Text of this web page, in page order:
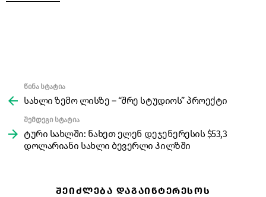
more
წინა სტატია
სახლი ზემო ლისზე – “შრე სტუდიოს” პროექტი
შემდეგი სტატია
ტური სახლში: ნახეთ ელენ დეჯენერესის $53,3
დოლარიანი სახლი ბევერლი ჰილზში
ᲨᲔᲘᲫᲚᲔᲑᲐ ᲓᲐᲒᲐᲘᲜᲢᲔᲠᲔᲡᲝᲡ